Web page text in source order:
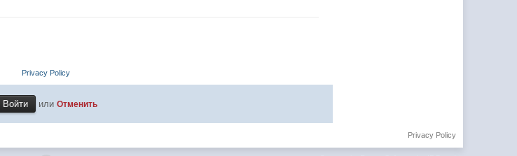
Privacy Policy
или Отменить
Privacy Policy